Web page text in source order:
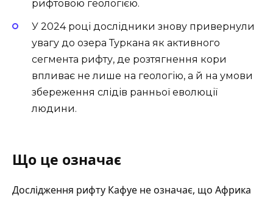
рифтовою геологією.
У 2024 році дослідники знову привернули
увагу до озера Туркана як активного
сегмента рифту, де розтягнення кори
впливає не лише на геологію, а й на умови
збереження слідів ранньої еволюції
людини.
Що це означає
Дослідження рифту Кафуе не означає, що Африка